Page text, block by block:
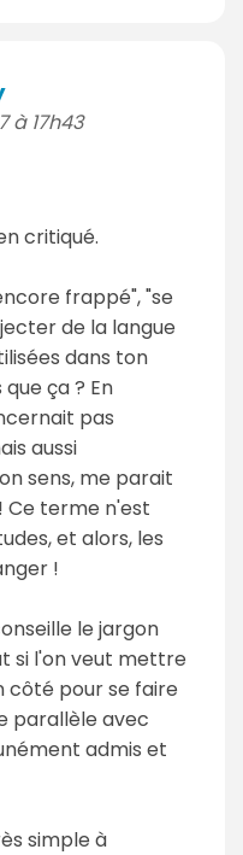
à 17h43
critiqué.
frappé", "se
de la langue
dans ton
ça ? En
pas
aussi
sens, me parait
terme n'est
et alors, les
!
le jargon
si l'on veut mettre
côté pour se faire
parallèle avec
admis et
simple à